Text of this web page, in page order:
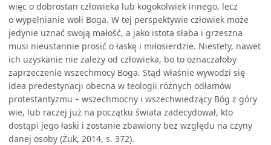
więc o dobrostan człowieka lub kogokolwiek innego, lecz
o wypelnianie woli Boga. W tej perspektywie człowiek może
jedynie uznać swoją małość, a jako istota słaba i grzeszna
musi nieustannie prosić o łaskę i miłosierdzie. Niestety, nawet
ich uzyskanie nie zależy od człowieka, bo to oznaczałoby
zaprzeczenie wszechmocy Boga. Stąd właśnie wywodzi się
idea predestynacji obecna w teologii różnych odłamów
protestantyzmu – wszechmocny i wszechwiedzący Bóg z góry
wie, lub raczej już na początku świata zadecydował, kto
dostąpi jego łaski i zostanie zbawiony bez względu na czyny
danej osoby (Żuk, 2014, s. 372).